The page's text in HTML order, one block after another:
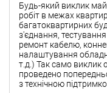
Будь-який виклик
робіт в межах
багатоквартирних
з'єднання,
ремонт кабелю,
налаштування
т.д.) Так само виклик
проведено
з технічною